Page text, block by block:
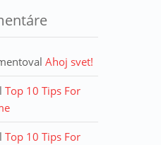
Ahoj svet!
Top 10 Tips For
Top 10 Tips For